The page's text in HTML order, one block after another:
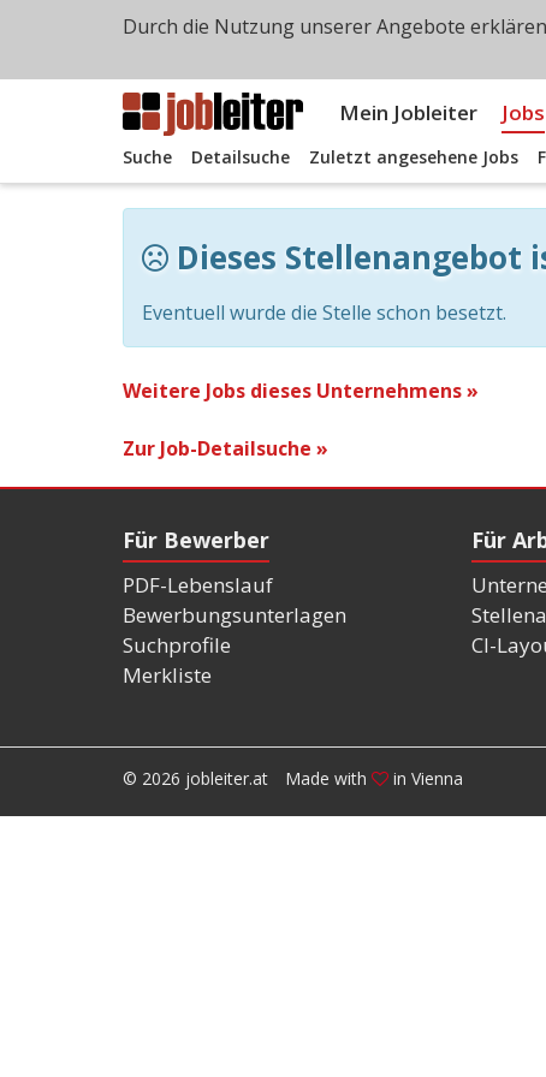
Mein Jobleiter Jobs
Suche Detailsuche Zuletzt angesehene Jobs
Dieses
Eventuell wurde die Stelle schon besetzt.
Weitere Jobs dieses Unternehmens »
Zur Job-Detailsuche »
Für Bewerber
PDF-Lebenslauf
Bewerbungsunterlagen
Suchprofile
Merkliste
Für
CI-
© 2026 jobleiter.at Made with in Vienna
Durch die Nutzung unserer Angebote